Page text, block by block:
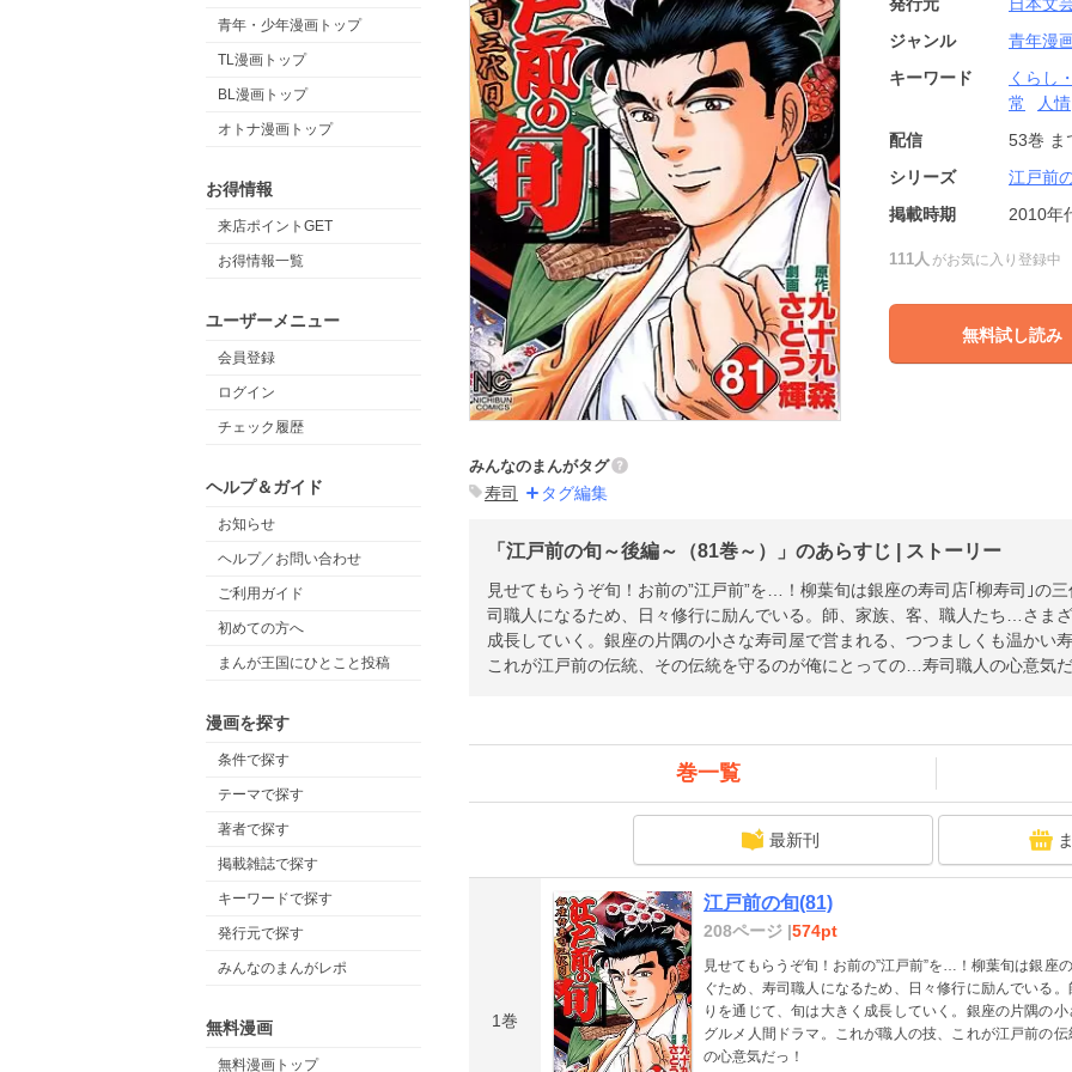
青年・少年漫画トップ
TL漫画トップ
BL漫画トップ
オトナ漫画トップ
お得情報
来店ポイントGET
お得情報一覧
ユーザーメニュー
会員登録
ログイン
チェック履歴
ヘルプ＆ガイド
お知らせ
ヘルプ／お問い合わせ
ご利用ガイド
初めての方へ
まんが王国にひとこと投稿
漫画を探す
条件で探す
テーマで探す
著者で探す
掲載雑誌で探す
キーワードで探す
発行元で探す
みんなのまんがレポ
無料漫画
無料漫画トップ
発行元
日本文
ジャンル
青年漫
キーワード
くらし
常
人情
配信
53巻 ま
シリーズ
江戸前
掲載時期
2010年
111人 がお気に入り登録中
無料試し読み
みんなのまんがタグ
寿司 タグ編集
「江戸前の旬～後編～（81巻～）」のあらすじ | ストーリー
見せてもらうぞ旬！お前の”江戸前”を…！柳葉旬は銀座の寿司店｢柳寿司｣の
司職人になるため、日々修行に励んでいる。師、家族、客、職人たち…さま
成長していく。銀座の片隅の小さな寿司屋で営まれる、つつましくも温かい
これが江戸前の伝統、その伝統を守るのが俺にとっての…寿司職人の心意気
巻一覧
最新刊
1巻
江戸前の旬(81)
208ページ |574pt
見せてもらうぞ旬！お前の”江戸前”を…！柳葉旬は銀座
ぐため、寿司職人になるため、日々修行に励んでいる
りを通じて、旬は大きく成長していく。銀座の片隅の
グルメ人間ドラマ。これが職人の技、これが江戸前の
の心意気だっ！